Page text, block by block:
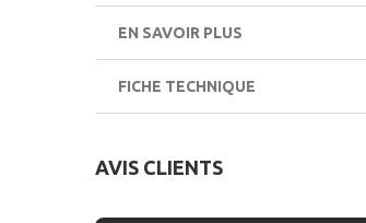
EN SAVOIR PLUS
FICHE TECHNIQUE
AVIS CLIENTS